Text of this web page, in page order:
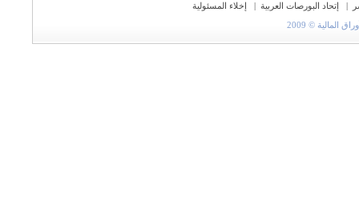
| إتحاد البورصات العربية |
إخلاء المسئولية
© 2009